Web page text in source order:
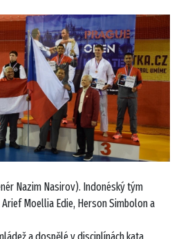
Nazim Nasirov). Indonéský tým
Moellia Edie, Herson Simbolon a